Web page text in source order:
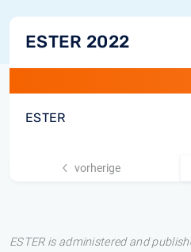
ESTER 2022
ESTER
vorherige
ESTER is administered and